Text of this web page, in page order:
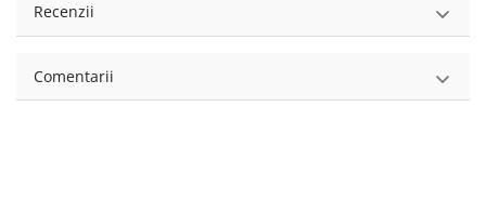
Recenzii
Comentarii